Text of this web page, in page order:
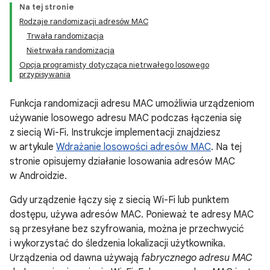
Na tej stronie
Rodzaje randomizacji adresów MAC
Trwała randomizacja
Nietrwała randomizacja
Opcja programisty dotycząca nietrwałego losowego
przypisywania
Funkcja randomizacji adresu MAC umożliwia urządzeniom
używanie losowego adresu MAC podczas łączenia się
z siecią Wi-Fi. Instrukcje implementacji znajdziesz
w artykule Wdrażanie losowości adresów MAC. Na tej
stronie opisujemy działanie losowania adresów MAC
w Androidzie.
Gdy urządzenie łączy się z siecią Wi-Fi lub punktem
dostępu, używa adresów MAC. Ponieważ te adresy MAC
są przesyłane bez szyfrowania, można je przechwycić
i wykorzystać do śledzenia lokalizacji użytkownika.
Urządzenia od dawna używają fabrycznego adresu MAC